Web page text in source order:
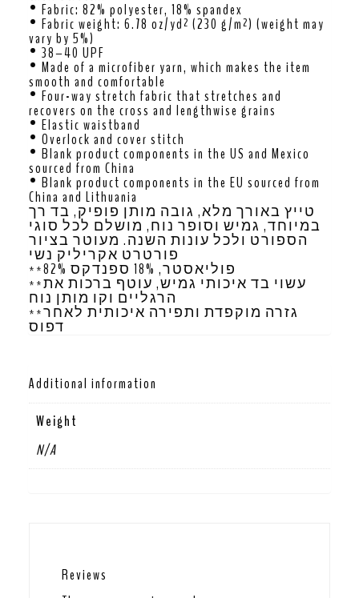
• Fabric: 82% polyester, 18% spandex
• Fabric weight: 6.78 oz/yd² (230 g/m²) (weight may
vary by 5%)
• 38–40 UPF
• Made of a microfiber yarn, which makes the item
smooth and comfortable
• Four-way stretch fabric that stretches and
recovers on the cross and lengthwise grains
• Elastic waistband
• Overlock and cover stitch
• Blank product components in the US and Mexico
sourced from China
• Blank product components in the EU sourced from
China and Lithuania
טייץ באורך מלא, גובה מותן פופיק, בד רך
במיוחד, גמיש וסופר נוח, מושלם לכל סוגי
הספורט ולכל עונות השנה. מעוטר בציור
פורטרט אקריליק נשי
**82% פוליאסטר, 18% ספנדקס
**עשוי בד איכותי גמיש, עוטף ברכות את
הרגליים וקו מותן נוח
**גזרה מוקפדת ותפירה איכותית לאחר
דפוס
Additional information
Weight
N/A
Reviews